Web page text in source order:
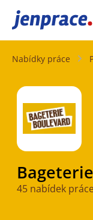
JenPráce.cz
Nabídky práce
45 nabídek práce